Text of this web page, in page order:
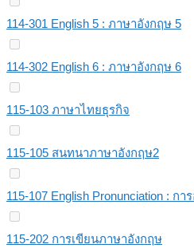
114-301 English 5 : ภาษาอังกฤษ 5
114-302 English 6 : ภาษาอังกฤษ 6
115-103 ภาษาไทยธุรกิจ
115-105 สนทนาภาษาอังกฤษ2
115-107 English Pronunciation : ก
115-202 การเขียนภาษาอังกฤษ